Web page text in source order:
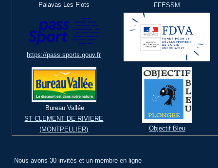
Palavas Les Flots
FFESSM
https://pass.sports.gouv.fr
Bureau Vallée
ST CLEMENT DE RIVIERE
(MONTPELLIER)
Objectif Bleu
Nous avons 30 invités et un membre en ligne